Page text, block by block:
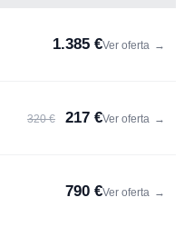
1.385 €Ver oferta →
320 € 217 €Ver oferta →
790 €Ver oferta →